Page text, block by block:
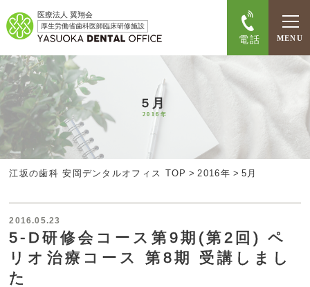
医療法人 翼翔会
厚生労働省歯科医師臨床研修施設
電話 MENU
5月
2016年
江坂の歯科 安岡デンタルオフィス TOP >2016年 > 5月
2016.05.23
5-D研修会コース第9期(第2回) ペ
リオ治療コース 第8期 受講しまし
た